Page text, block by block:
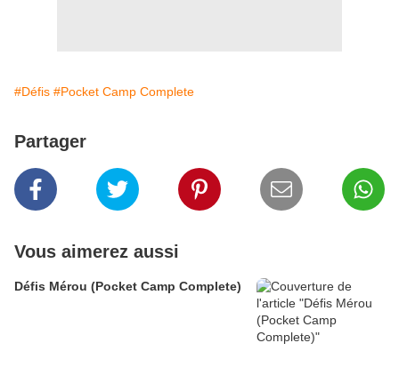
#Défis #Pocket Camp Complete
Partager
Vous aimerez aussi
Défis Mérou (Pocket Camp Complete)